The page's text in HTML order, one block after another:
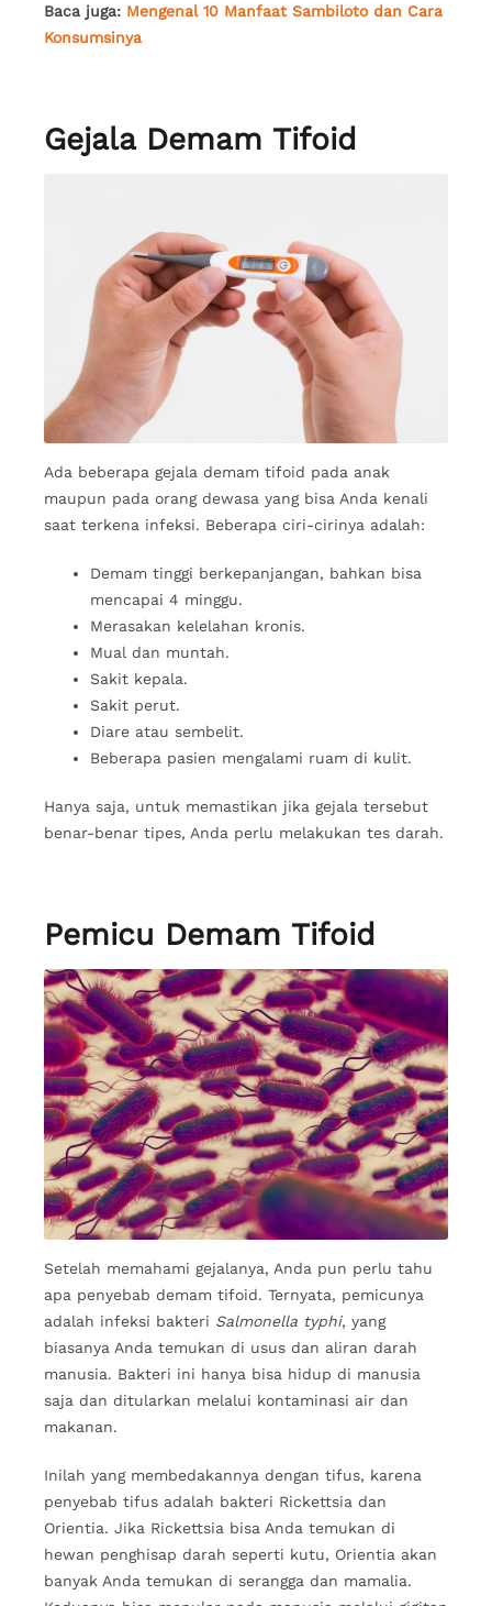
Baca juga: Mengenal 10 Manfaat Sambiloto dan Cara
Konsumsinya
Gejala Demam Tifoid
Ada beberapa gejala demam tifoid pada anak
maupun pada orang dewasa yang bisa Anda kenali
saat terkena infeksi. Beberapa ciri-cirinya adalah:
Demam tinggi berkepanjangan, bahkan bisa
mencapai 4 minggu.
Merasakan kelelahan kronis.
Mual dan muntah.
Sakit kepala.
Sakit perut.
Diare atau sembelit.
Beberapa pasien mengalami ruam di kulit.
Hanya saja, untuk memastikan jika gejala tersebut
benar-benar tipes, Anda perlu melakukan tes darah.
Pemicu Demam Tifoid
Setelah memahami gejalanya, Anda pun perlu tahu
apa penyebab demam tifoid. Ternyata, pemicunya
adalah infeksi bakteri Salmonella typhi, yang
biasanya Anda temukan di usus dan aliran darah
manusia. Bakteri ini hanya bisa hidup di manusia
saja dan ditularkan melalui kontaminasi air dan
makanan.
Inilah yang membedakannya dengan tifus, karena
penyebab tifus adalah bakteri Rickettsia dan
Orientia. Jika Rickettsia bisa Anda temukan di
hewan penghisap darah seperti kutu, Orientia akan
banyak Anda temukan di serangga dan mamalia.